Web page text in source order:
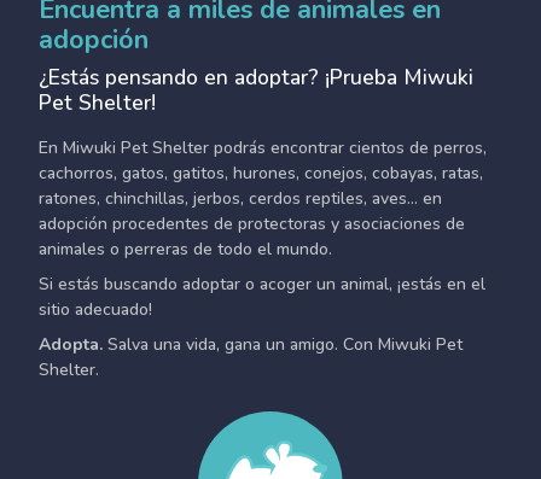
Encuentra a miles de animales en
adopción
¿Estás pensando en adoptar? ¡Prueba Miwuki
Pet Shelter!
En Miwuki Pet Shelter podrás encontrar cientos de perros,
cachorros, gatos, gatitos, hurones, conejos, cobayas, ratas,
ratones, chinchillas, jerbos, cerdos reptiles, aves... en
adopción procedentes de protectoras y asociaciones de
animales o perreras de todo el mundo.
Si estás buscando adoptar o acoger un animal, ¡estás en el
sitio adecuado!
Adopta. Salva una vida, gana un amigo. Con Miwuki Pet
Shelter.